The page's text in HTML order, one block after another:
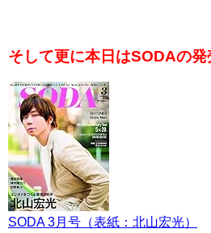
そして更に本日はSODAの発
SODA 3月号（表紙：北山宏光）